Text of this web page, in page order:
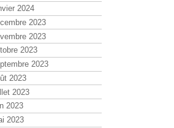
2024
2023
2023
2023
2023
2023
2023
2023
2023